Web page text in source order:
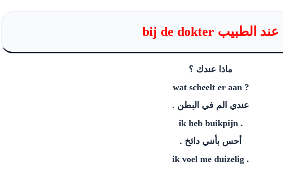
عند الطبيب bij de dokter
ماذا عندك ؟
? wat scheelt er aan
عندي الم في البطن .
. ik heb buikpijn
أحس بأنني دائخ .
. ik voel me duizelig